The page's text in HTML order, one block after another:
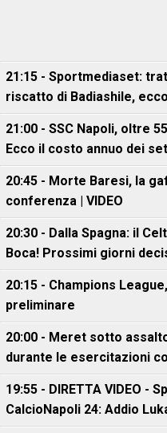
21:15 - Sportmediaset:
riscatto di Badiashile,
21:00 - SSC Napoli, oltre
Ecco il costo annuo dei
20:45 - Morte Baresi, la
conferenza | VIDEO
20:30 - Dalla Spagna: il
Boca! Prossimi giorni
20:15 - Champions
preliminare
20:00 - Meret sotto
durante le esercitazioni
19:55 - DIRETTA VIDEO -
CalcioNapoli 24: Addio